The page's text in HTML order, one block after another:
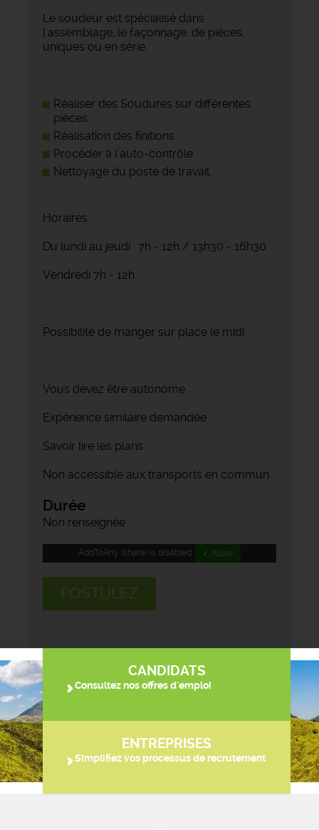
Le soudeur est spécialisé dans
l'assemblage, le façonnage, de pièces,
uniques ou en série.
Réaliser des Soudures sur différentes
pièces
Réalisation des finitions
Procéder à l’auto-contrôle
Nettoyage du poste de travail.
Horaires
Du lundi au jeudi : 7h - 12h / 13h30 - 16h30
Vendredi 7h - 12h
Possibilité de manger sur place le midi
Vous devez être autonome.
Expérience similaire demandée
Savoir lire les plans
Non accessible aux transports en commun
Durée
Non renseignée
AddToAny (share) is disabled. ✓ Allow
POSTULEZ
CANDIDATS
Consultez nos offres d'emploi
ENTREPRISES
Simplifiez vos processus de recrutement